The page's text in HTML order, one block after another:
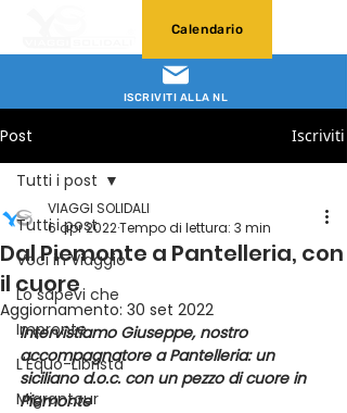
ISCRIVITI ALLA NL
Calendario
Post Iscriviti
Tutti i post
Voci in Viaggio
Lo sapevi che
Impronte
L'Equo-Librista
Migrantour
Tutti i post
Dal Piemonte a Pantelleria, con
il cuore
VIAGGI SOLIDALI
6 apr 2022Tempo di lettura: 3 min
Aggiornamento: 30 set 2022
Intervistiamo Giuseppe, nostro
accompagnatore a Pantelleria: un
siciliano d.o.c. con un pezzo di cuore in
Piemonte